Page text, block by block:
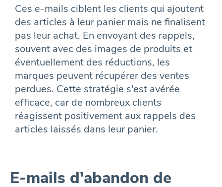
Ces e-mails ciblent les clients qui ajoutent
des articles à leur panier mais ne finalisent
pas leur achat. En envoyant des rappels,
souvent avec des images de produits et
éventuellement des réductions, les
marques peuvent récupérer des ventes
perdues. Cette stratégie s'est avérée
efficace, car de nombreux clients
réagissent positivement aux rappels des
articles laissés dans leur panier.
E-mails d'abandon de